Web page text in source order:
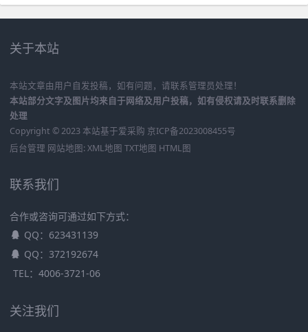
关于本站
本站文章由用户自发投稿，如有问题，请联系管理员处理！
本站部分文字及图片均来自于网络及用户投稿，如有侵权请及时联系删除
处理
Copyright © 2023 本站基于爱采购 京ICP备2023008455号
后台管理 网站地图: XML地图 TXT地图 HTML图
联系我们
合作或咨询可通过如下方式：
QQ：623431139
QQ：372192674
TEL：4006-3721-06
关注我们